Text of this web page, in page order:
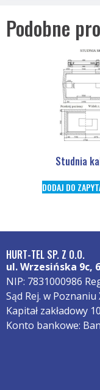
Podobne
Studnia
DODAJ DO
HURT-TEL SP. Z O.O.
ul. Wrzesińska 9c,
NIP: 7831000986
Sąd Rej. w Poznaniu
Kapitał zakładowy
Konto bankowe: